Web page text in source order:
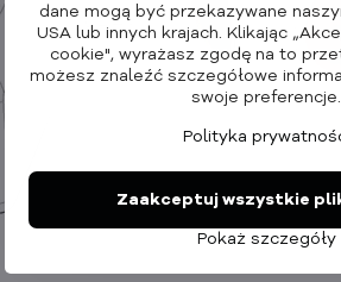
dane mogą być przekazywane
USA lub innych krajach. Klikając
cookie", wyrażasz zgodę na to
możesz znaleźć szczegółowe
swoje preferencje.
Polityka
Pokaż szczegóły
Zaakceptuj wszystkie